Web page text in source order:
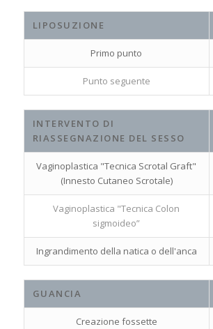
LIPOSUZIONE
Primo punto
Punto seguente
INTERVENTO DI
RIASSEGNAZIONE DEL SESSO
Vaginoplastica "Tecnica Scrotal Graft"
(Innesto Cutaneo Scrotale)
Vaginoplastica "Tecnica Colon
sigmoideo”
Ingrandimento della natica o dell'anca
GUANCIA
Creazione fossette